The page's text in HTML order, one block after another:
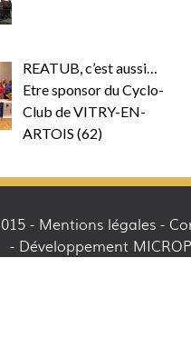
REATUB, c’est aussi…
Etre sponsor du Cyclo-
Club de VITRY-EN-
ARTOIS (62)
- Mentions légales-
- Développement